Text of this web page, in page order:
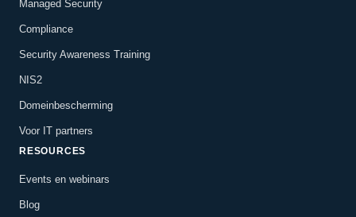
Managed Security
Compliance
Security Awareness Training
NIS2
Domeinbescherming
Voor IT partners
RESOURCES
Events en webinars
Blog